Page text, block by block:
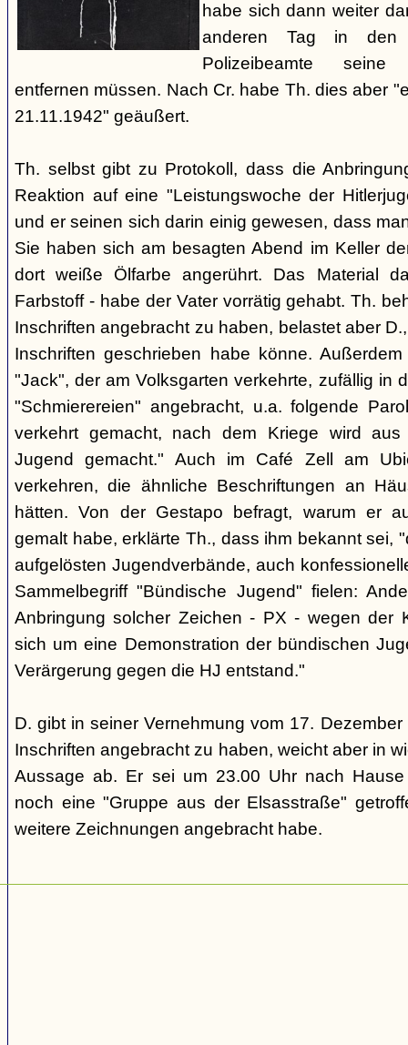
habe sich dann weiter
anderen Tag in den
Polizeibeamte seine
entfernen müssen. Nach Cr. habe Th. dies aber
21.11.1942" geäußert.
Th. selbst gibt zu Protokoll, dass die
Reaktion auf eine "Leistungswoche der
und er seinen sich darin einig gewesen, dass
Sie haben sich am besagten Abend im Keller
dort weiße Ölfarbe angerührt. Das Material
Farbstoff - habe der Vater vorrätig gehabt. Th.
Inschriften angebracht zu haben, belastet aber
Inschriften geschrieben habe könne.
"Jack", der am Volksgarten verkehrte, zufällig in
"Schmierereien" angebracht, u.a. folgende
verkehrt gemacht, nach dem Kriege wird
Jugend gemacht." Auch im Café Zell am
verkehren, die ähnliche Beschriftungen an
hätten. Von der Gestapo befragt, warum er
gemalt habe, erklärte Th., dass ihm bekannt sei,
aufgelösten Jugendverbände, auch
Sammelbegriff "Bündische Jugend" fielen:
Anbringung solcher Zeichen - PX - wegen der
sich um eine Demonstration der bündischen
Verärgerung gegen die HJ entstand."
D. gibt in seiner Vernehmung vom 17.
Inschriften angebracht zu haben, weicht aber in
Aussage ab. Er sei um 23.00 Uhr nach
noch eine "Gruppe aus der Elsasstraße"
weitere Zeichnungen angebracht habe.